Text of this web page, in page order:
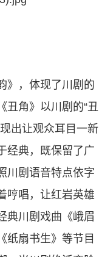
》，体现了川剧的
丑角》以川剧的“丑
出让观众耳目一新
经典，既保留了广
川剧语音特点依字
哼唱，让红岩英雄
典川剧戏曲《峨眉
纸扇书生》等节目